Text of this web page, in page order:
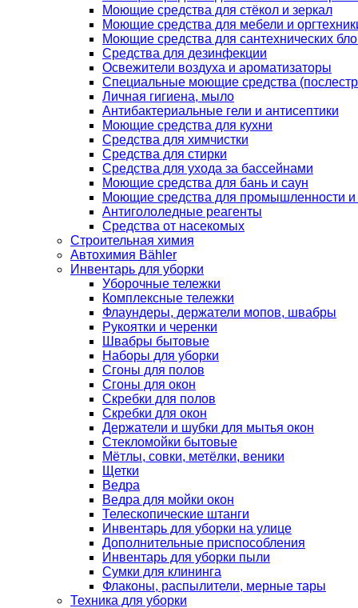
Моющие средства для стёкол и зеркал
Моющие средства для мебели и
Моющие средства для сантехнических
Средства для дезинфекции
Освежители воздуха и ароматизаторы
Специальные моющие средства
Личная гигиена, мыло
Антибактериальные гели и антисептики
Моющие средства для кухни
Средства для химчистки
Средства для стирки
Средства для ухода за бассейнами
Моющие средства для бань и саун
Моющие средства для промышленности и
Антигололедные реагенты
Средства от насекомых
Строительная химия
Автохимия Bähler
Инвентарь для уборки
Уборочные тележки
Комплексные тележки
Флаундеры, держатели мопов, швабры
Рукоятки и черенки
Швабры бытовые
Наборы для уборки
Сгоны для полов
Сгоны для окон
Скребки для полов
Скребки для окон
Держатели и шубки для мытья окон
Стекломойки бытовые
Мётлы, совки, метёлки, веники
Щетки
Ведра
Ведра для мойки окон
Телескопические штанги
Инвентарь для уборки на улице
Дополнительные приспособления
Инвентарь для уборки пыли
Сумки для клининга
Флаконы, распылители, мерные тары
Техника для уборки